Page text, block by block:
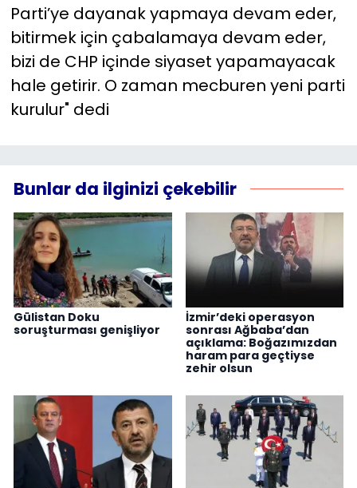
Parti’ye dayanak yapmaya devam eder,
bitirmek için çabalamaya devam eder,
bizi de CHP içinde siyaset yapamayacak
hale getirir. O zaman mecburen yeni parti
kurulur" dedi
Bunlar da ilginizi çekebilir
Gülistan Doku
soruşturması genişliyor
İzmir’deki operasyon
sonrası Ağbaba’dan
açıklama: Boğazımızdan
haram para geçtiyse
zehir olsun